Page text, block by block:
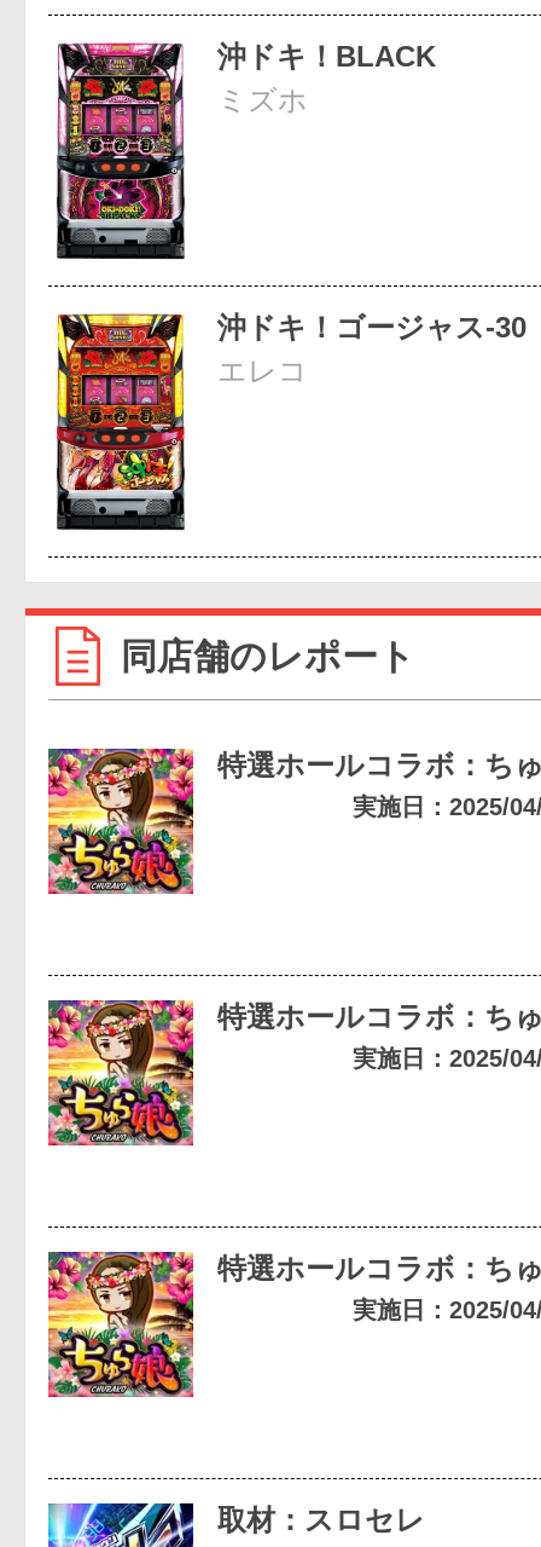
沖ドキ！BLACK
ミズホ
沖ドキ！ゴージャス-30
エレコ
同店舗のレポート
特選ホールコラボ：ち
実施日：2025/
特選ホールコラボ：ち
実施日：2025/
特選ホールコラボ：ち
実施日：2025/
取材：スロセレ